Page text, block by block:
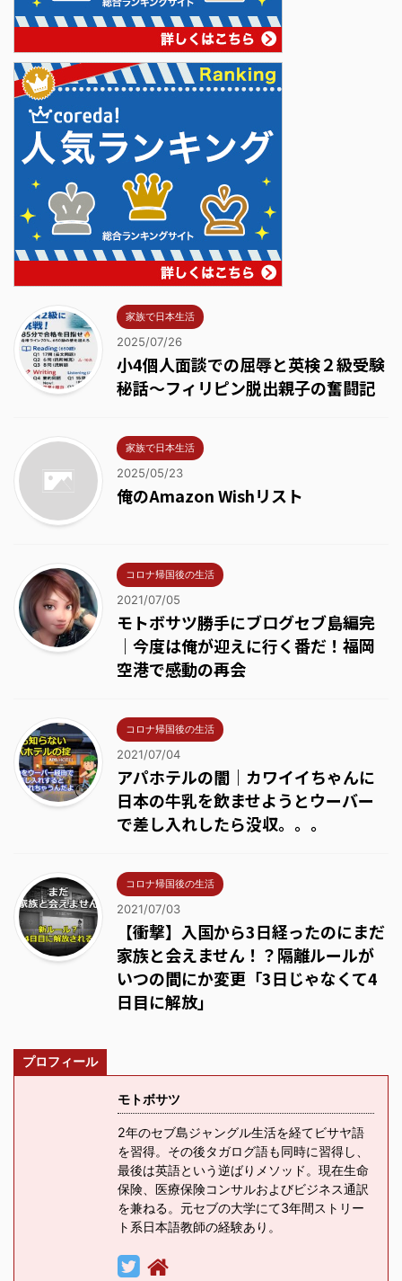
家族で日本生活
2025/07/26
小4個人面談での屈辱と英検２級受験
秘話～フィリピン脱出親子の奮闘記
家族で日本生活
2025/05/23
俺のAmazon Wishリスト
コロナ帰国後の生活
2021/07/05
モトボサツ勝手にブログセブ島編完
｜今度は俺が迎えに行く番だ！福岡
空港で感動の再会
コロナ帰国後の生活
2021/07/04
アパホテルの闇｜カワイイちゃんに
日本の牛乳を飲ませようとウーバー
で差し入れしたら没収。。。
コロナ帰国後の生活
2021/07/03
【衝撃】入国から3日経ったのにまだ
家族と会えません！？隔離ルールが
いつの間にか変更「3日じゃなくて4
日目に解放」
プロフィール
モトボサツ
2年のセブ島ジャングル生活を経てビサヤ語
を習得。その後タガログ語も同時に習得し、
最後は英語という逆ばりメソッド。現在生命
保険、医療保険コンサルおよびビジネス通訳
を兼ねる。元セブの大学にて3年間ストリー
ト系日本語教師の経験あり。